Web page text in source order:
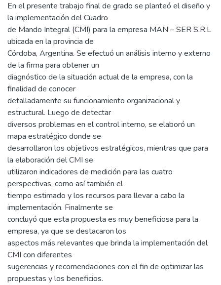
En el presente trabajo final de grado se planteó el diseño y
la implementación del Cuadro
de Mando Integral (CMI) para la empresa MAN – SER S.R.L
ubicada en la provincia de
Córdoba, Argentina. Se efectuó un análisis interno y externo
de la firma para obtener un
diagnóstico de la situación actual de la empresa, con la
finalidad de conocer
detalladamente su funcionamiento organizacional y
estructural. Luego de detectar
diversos problemas en el control interno, se elaboró un
mapa estratégico donde se
desarrollaron los objetivos estratégicos, mientras que para
la elaboración del CMI se
utilizaron indicadores de medición para las cuatro
perspectivas, como así también el
tiempo estimado y los recursos para llevar a cabo la
implementación. Finalmente se
concluyó que esta propuesta es muy beneficiosa para la
empresa, ya que se destacaron los
aspectos más relevantes que brinda la implementación del
CMI con diferentes
sugerencias y recomendaciones con el fin de optimizar las
propuestas y los beneficios.